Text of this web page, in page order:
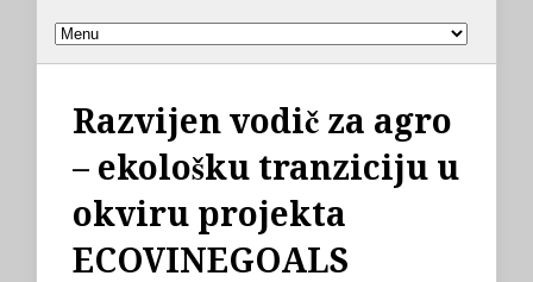
Razvijen vodič za agro
– ekološku tranziciju u
okviru projekta
ECOVINEGOALS